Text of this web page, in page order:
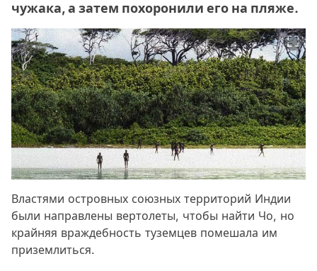
чужака, а затем похоронили его на пляже.
Властями островных союзных территорий Индии
были направлены вертолеты, чтобы найти Чо, но
крайняя враждебность туземцев помешала им
приземлиться.